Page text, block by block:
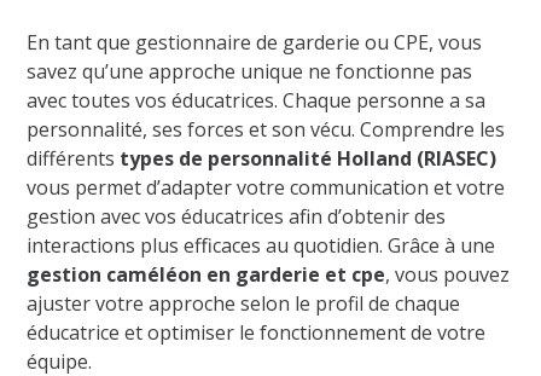
En tant que gestionnaire de garderie ou CPE, vous
savez qu’une approche unique ne fonctionne pas
avec toutes vos éducatrices. Chaque personne a sa
personnalité, ses forces et son vécu. Comprendre les
différents types de personnalité Holland (RIASEC)
vous permet d’adapter votre communication et votre
gestion avec vos éducatrices afin d’obtenir des
interactions plus efficaces au quotidien. Grâce à une
gestion caméléon en garderie et cpe, vous pouvez
ajuster votre approche selon le profil de chaque
éducatrice et optimiser le fonctionnement de votre
équipe.